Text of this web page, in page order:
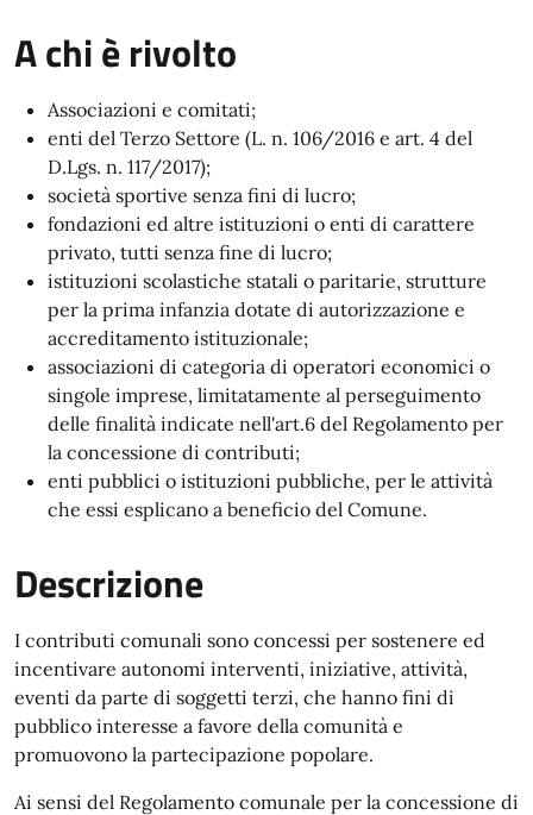
A chi è rivolto
Associazioni e comitati;
enti del Terzo Settore (L. n. 106/2016 e art. 4 del
D.Lgs. n. 117/2017);
società sportive senza fini di lucro;
fondazioni ed altre istituzioni o enti di carattere
privato, tutti senza fine di lucro;
istituzioni scolastiche statali o paritarie, strutture
per la prima infanzia dotate di autorizzazione e
accreditamento istituzionale;
associazioni di categoria di operatori economici o
singole imprese, limitatamente al perseguimento
delle finalità indicate nell'art.6 del Regolamento per
la concessione di contributi;
enti pubblici o istituzioni pubbliche, per le attività
che essi esplicano a beneficio del Comune.
Descrizione
I contributi comunali sono concessi per sostenere ed
incentivare autonomi interventi, iniziative, attività,
eventi da parte di soggetti terzi, che hanno fini di
pubblico interesse a favore della comunità e
promuovono la partecipazione popolare.
Ai sensi del Regolamento comunale per la concessione di